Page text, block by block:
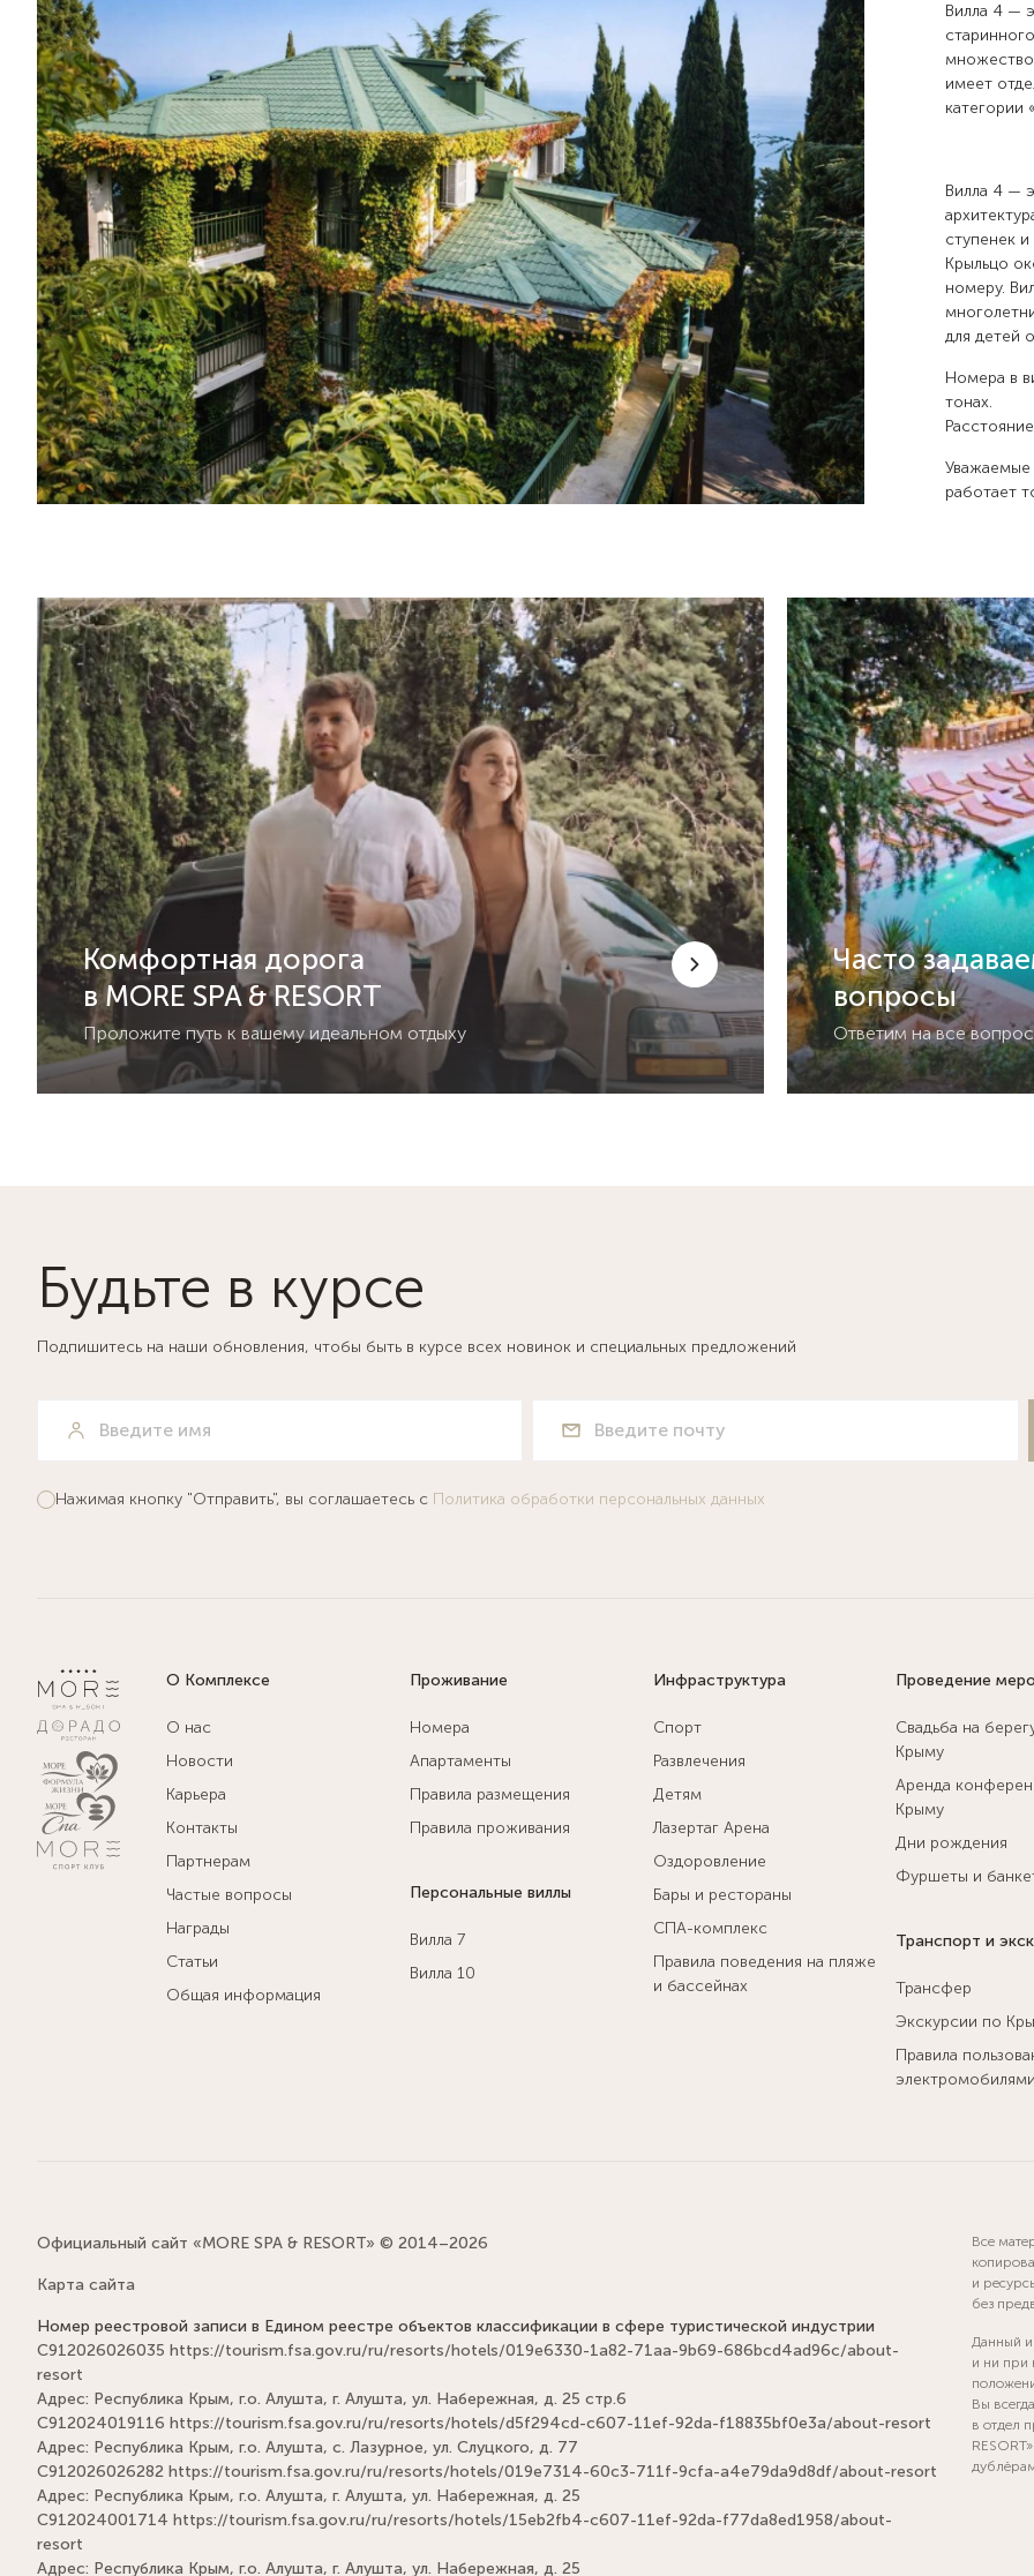
Вилла 4 —
имеет
категории
Вилла 4 —
ступенек
Крыльцо
номеру.
для детей
Номера в
тонах.
Уважаемые
работает
Комфортная дорога
в MORE SPA & RESORT
Проложите путь к вашему идеальном отдыху
Часто
вопросы
Ответим на все
Будьте в курсе
Подпишитесь на наши обновления, чтобы быть в курсе всех новинок и специальных предложений
Нажимая кнопку "Отправить", вы соглашаетесь с Политика обработки персональных данных
О Комплексе
О нас
Новости
Карьера
Контакты
Партнерам
Частые вопросы
Награды
Статьи
Общая информация
Проживание
Номера
Апартаменты
Правила размещения
Правила проживания
Персональные виллы
Вилла 7
Вилла 10
Инфраструктура
Спорт
Развлечения
Детям
Лазертаг Арена
Оздоровление
Бары и рестораны
СПА-комплекс
Правила поведения на пляже
и бассейнах
Проведение
Свадьба на
Крыму
Аренда
Крыму
Дни рождения
Фуршеты и
Транспорт и
Трансфер
Экскурсии по
Правила
Официальный сайт «MORE SPA & RESORT» © 2014–2026
Карта сайта
Номер реестровой записи в Едином реестре объектов классификации в сфере туристической индустрии
С912026026035 https://tourism.fsa.gov.ru/ru/resorts/hotels/019e6330-1a82-71aa-9b69-686bcd4ad96c/about-
resort
Адрес: Республика Крым, г.о. Алушта, г. Алушта, ул. Набережная, д. 25 стр.6
С912024019116 https://tourism.fsa.gov.ru/ru/resorts/hotels/d5f294cd-c607-11ef-92da-f18835bf0e3a/about-resort
Адрес: Республика Крым, г.о. Алушта, с. Лазурное, ул. Слуцкого, д. 77
С912026026282 https://tourism.fsa.gov.ru/ru/resorts/hotels/019e7314-60c3-711f-9cfa-a4e79da9d8df/about-resort
Адрес: Республика Крым, г.о. Алушта, г. Алушта, ул. Набережная, д. 25
С912024001714 https://tourism.fsa.gov.ru/ru/resorts/hotels/15eb2fb4-c607-11ef-92da-f77da8ed1958/about-
resort
Адрес: Республика Крым, г.о. Алушта, г. Алушта, ул. Набережная, д. 25
Все
и
без
Данный
и ни при
Вы
в отдел